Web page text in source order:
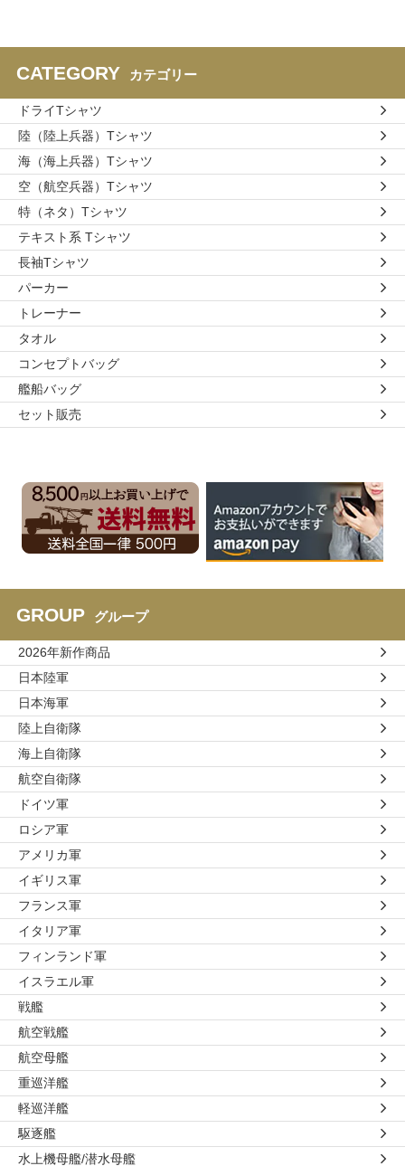
CATEGORY カテゴリー
ドライTシャツ
陸（陸上兵器）Tシャツ
海（海上兵器）Tシャツ
空（航空兵器）Tシャツ
特（ネタ）Tシャツ
テキスト系 Tシャツ
長袖Tシャツ
パーカー
トレーナー
タオル
コンセプトバッグ
艦船バッグ
セット販売
GROUP グループ
2026年新作商品
日本陸軍
日本海軍
陸上自衛隊
海上自衛隊
航空自衛隊
ドイツ軍
ロシア軍
アメリカ軍
イギリス軍
フランス軍
イタリア軍
フィンランド軍
イスラエル軍
戦艦
航空戦艦
航空母艦
重巡洋艦
軽巡洋艦
駆逐艦
水上機母艦/潜水母艦